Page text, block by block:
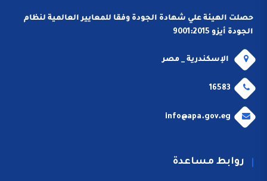
حصلت الهيئة علي شهادة الجودة وفقا للمعايير العالمية لنظام
الجودة أيزو 9001:2015
الإسكندرية _ مصر
16583
info@apa.gov.eg
روابط مساعدة